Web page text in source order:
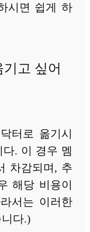
시면 쉽게 하
고 싶어
터로 옮기시
. 이 경우 멤
차감되며, 추
해당 비용이
서는 이러한
다.)